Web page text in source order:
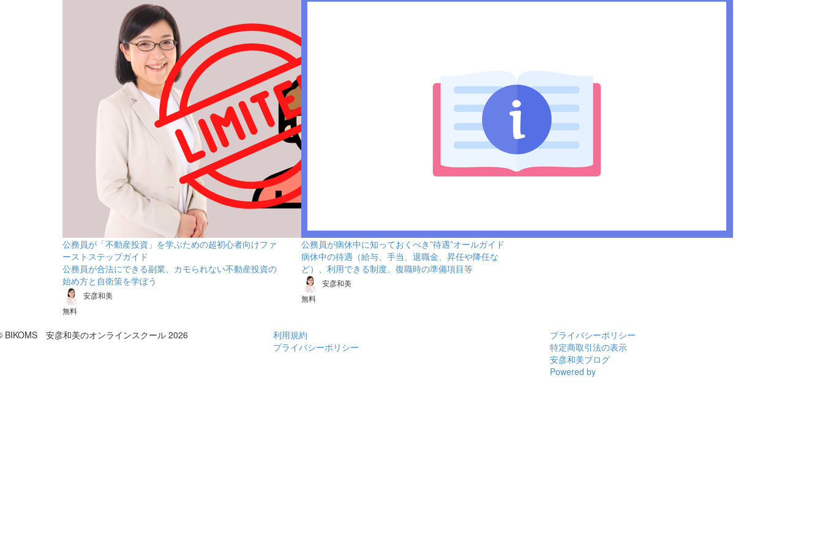
公務員が「不動産投資」を学ぶための超初心者向けファ
ーストステップガイド
公務員が合法にできる副業、カモられない不動産投資の
始め方と自衛策を学ぼう
安彦和美
無料
公務員が病休中に知っておくべき”待遇”オールガイド
病休中の待遇（給与、手当、退職金、昇任や降任な
ど）、利用できる制度、復職時の準備項目等
安彦和美
無料
BIKOMS 安彦和美のオンラインスクール 2026
利用規約
プライバシーポリシー
プライバシーポリシー
特定商取引法の表示
安彦和美ブログ
Powered by